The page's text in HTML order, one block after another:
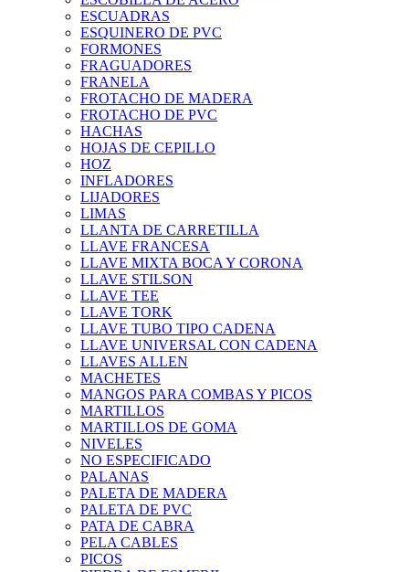
ESCUADRAS
ESQUINERO DE PVC
FORMONES
FRAGUADORES
FRANELA
FROTACHO DE MADERA
FROTACHO DE PVC
HACHAS
HOJAS DE CEPILLO
HOZ
INFLADORES
LIJADORES
LIMAS
LLANTA DE CARRETILLA
LLAVE FRANCESA
LLAVE MIXTA BOCA Y CORONA
LLAVE STILSON
LLAVE TEE
LLAVE TORK
LLAVE TUBO TIPO CADENA
LLAVE UNIVERSAL CON CADENA
LLAVES ALLEN
MACHETES
MANGOS PARA COMBAS Y PICOS
MARTILLOS
MARTILLOS DE GOMA
NIVELES
NO ESPECIFICADO
PALANAS
PALETA DE MADERA
PALETA DE PVC
PATA DE CABRA
PELA CABLES
PICOS